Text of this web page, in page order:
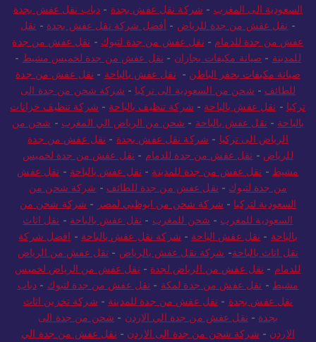
السعودية الى المغرب - شركة نقل عفش بجدة - دباب نقل عفش بجدة
- نقل عفش من جدة للرياض - أفضل شركة نقل عفش بجدة - نقل
عفش من جدة للدمام - نقل عفش من جدة لتبوك - نقل عفش من جدة
للمدينة - صيانة مكيفات بجازان - نقل عفش من جدة لخميس مشيط -
صيانة مكيفات بحفر الباطن - نقل عفش بالباحة - نقل عفش من جدة
للطائف - شحن من السعودية الى تركيا - شركة شحن من جدة الى
تركيا - نقل عفش بالباحة - شركة تنظيف بالباحة - شركة تنظيف خزانات
بالباحة - نقل عفش بالباحة - شحن من الرياض الي المغرب - شحن من
الرياض الى تركيا - شركة نقل عفش بجدة - نقل عفش من جدة
للرياض - نقل عفش من جدة للدمام - نقل عفش من جدة لخميس
مشيط - نقل عفش من جدة للمدينة - نقل عفش بالباحة - نقل عفش
من جدة لتبوك - نقل عفش من جدة للطائف - شركة شحن من
السعودية لتركيا - شركة شحن من ابوظبي لمصر - شركة شحن من
السعودية للمغرب - شحن للمغرب - نقل عفش بالباحة - نقل اثاث
بالباحة - نقل عفش الباحة - شركة نقل عفش بالباحة - افضل شركة
نقل اثاث بالباحة- شركة نقل عفش بالرياض - نقل عفش من الرياض
للدمام - نقل عفش من الرياض لجدة - نقل عفش من الرياض لخميس
مشيط - نقل عفش من جدة لمكة - نقل عفش من جدة لتبوك - دباب
نقل عفش بجدة - نقل عفش من جدة للمدينة - شركة تخزين اثاث
بجدة - نقل عفش من جدة الي الاردن - شحن من جدة الى
الاردن - شركة شحن من جدة الى الاردن - نقل عفش من جدة الي